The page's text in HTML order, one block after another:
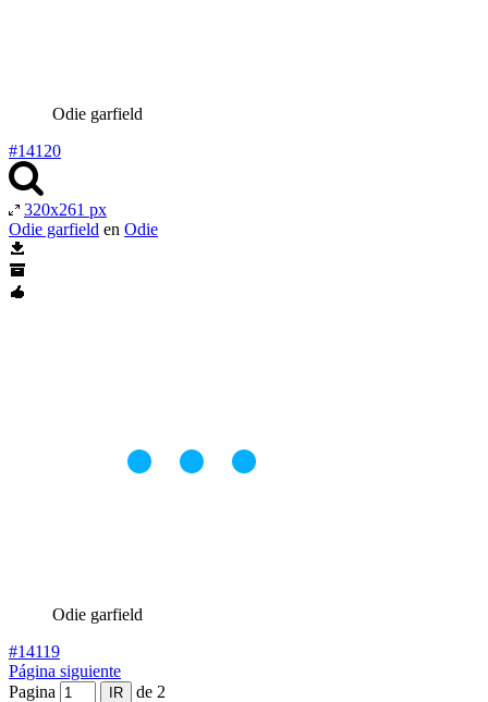
Odie garfield
#14120
320x261 px
Odie garfield en Odie
Odie garfield
#14119
Página siguiente
Pagina
de 2